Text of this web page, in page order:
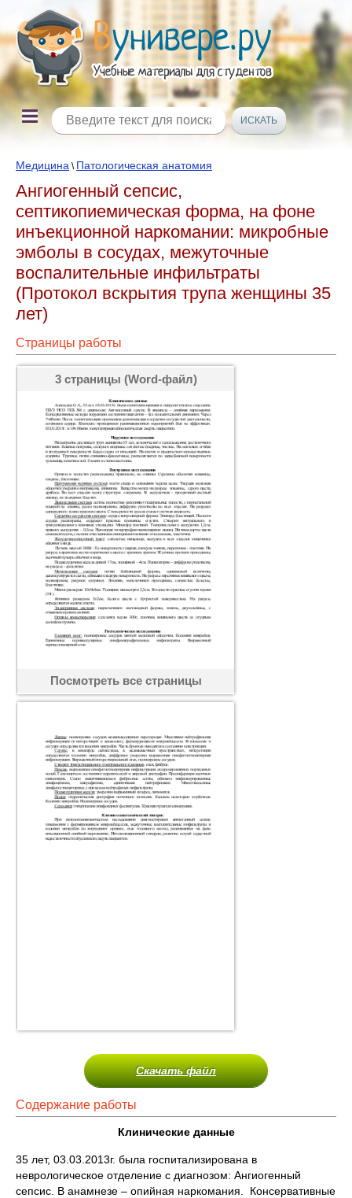
Медицина \ Патологическая анатомия
Ангиогенный сепсис,
септикопиемическая форма, на фоне
инъекционной наркомании: микробные
эмболы в сосудах, межуточные
воспалительные инфильтраты
(Протокол вскрытия трупа женщины 35
лет)
Страницы работы
3 страницы (Word-файл)
Посмотреть все страницы
Скачать файл
Содержание работы
Клинические данные
35 лет, 03.03.2013г. была госпитализирована в
неврологическое отделение с диагнозом: Ангиогенный
сепсис. В анамнезе – опийная наркомания. Консервативные